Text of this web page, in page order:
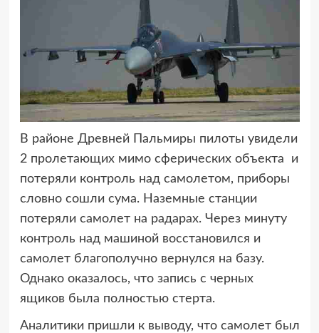
В районе Древней Пальмиры пилоты увидели
2 пролетающих мимо сферических объекта
и
потеряли контроль над самолетом, приборы
словно сошли сума. Наземные станции
потеряли самолет на радарах. Через минуту
контроль над машиной восстановился и
самолет благополучно вернулся на базу.
Однако оказалось, что запись с черных
ящиков была полностью стерта.
Аналитики пришли к выводу, что самолет был